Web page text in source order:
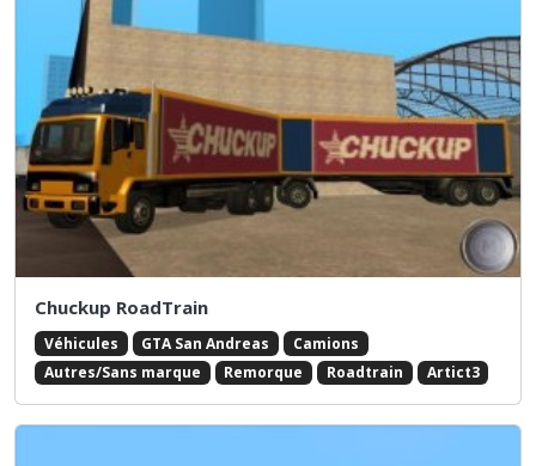
Chuckup RoadTrain
Véhicules GTA San Andreas
Camions
Autres/Sans marque
Remorque Roadtrain Artict3